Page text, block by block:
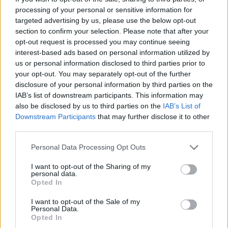
processing of your personal or sensitive information for
targeted advertising by us, please use the below opt-out
section to confirm your selection. Please note that after your
opt-out request is processed you may continue seeing
interest-based ads based on personal information utilized by
us or personal information disclosed to third parties prior to
your opt-out. You may separately opt-out of the further
disclosure of your personal information by third parties on the
IAB’s list of downstream participants. This information may
also be disclosed by us to third parties on the IAB’s List of
Downstream Participants that may further disclose it to other
Please note that this website/app uses one or more Google
not limited to your visit or usage behaviour. You may click to
grant or deny consent to Google and its third-party tags to
use your data for below specified purposes in below Google
consent section.
Personal Data Processing Opt Outs
I want to opt-out of the Sharing of my
personal data.
Opted In
I want to opt-out of the Sale of my
Personal Data.
Opted In
Meteo Olbia 7 agosto, sole e caldo tornano
protagonisti
Test tunnel Olbia: rampe chiuse ancora fino a
fine agosto
Aggius conquista la classifica delle mete più
amate dell’estate 2026